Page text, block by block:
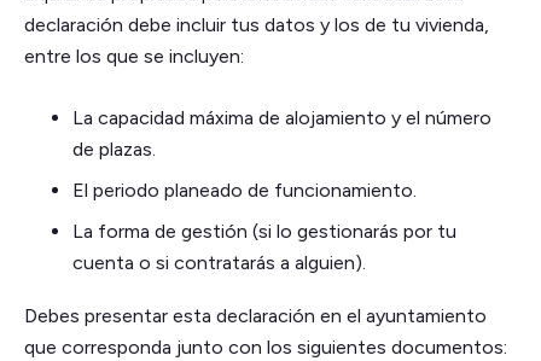
declaración debe incluir tus datos y los de tu vivienda,
entre los que se incluyen:
La capacidad máxima de alojamiento y el número
de plazas.
El periodo planeado de funcionamiento.
La forma de gestión (si lo gestionarás por tu
cuenta o si contratarás a alguien).
Debes presentar esta declaración en el ayuntamiento
que corresponda junto con los siguientes documentos: